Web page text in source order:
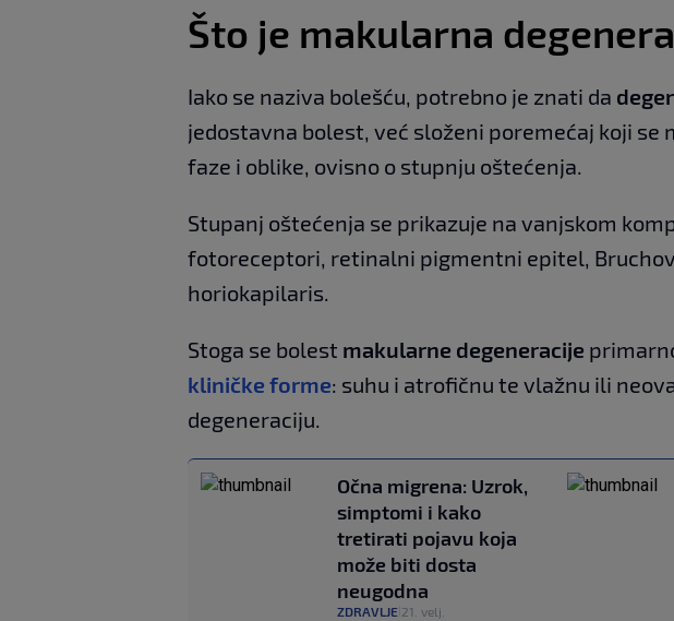
Što je makularna
Iako se naziva bolešću, potrebno je znati da
jedostavna bolest, već složeni poremećaj koji
faze i oblike, ovisno o stupnju oštećenja.
Stupanj oštećenja se prikazuje na vanjskom
fotoreceptori, retinalni pigmentni epitel,
horiokapilaris.
Stoga se bolest makularne degeneracije
kliničke forme: suhu i atrofičnu te vlažnu ili
degeneraciju.
Očna migrena: Uzrok,
simptomi i kako
tretirati pojavu koja
može biti dosta
neugodna
ZDRAVLJE 21. velj.